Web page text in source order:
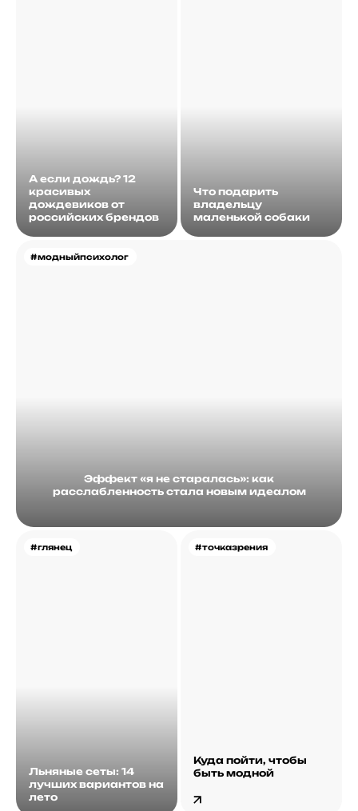
А если дождь? 12
красивых
дождевиков от
российских брендов
#модныйпсихолог
Эффект «я не старалась»: как
расслабленность стала новым идеалом
Что подарить
владельцу
маленькой собаки
#глянец
Льняные сеты: 14
лучших вариантов на
лето
#точказрения
Куда пойти, чтобы
быть модной